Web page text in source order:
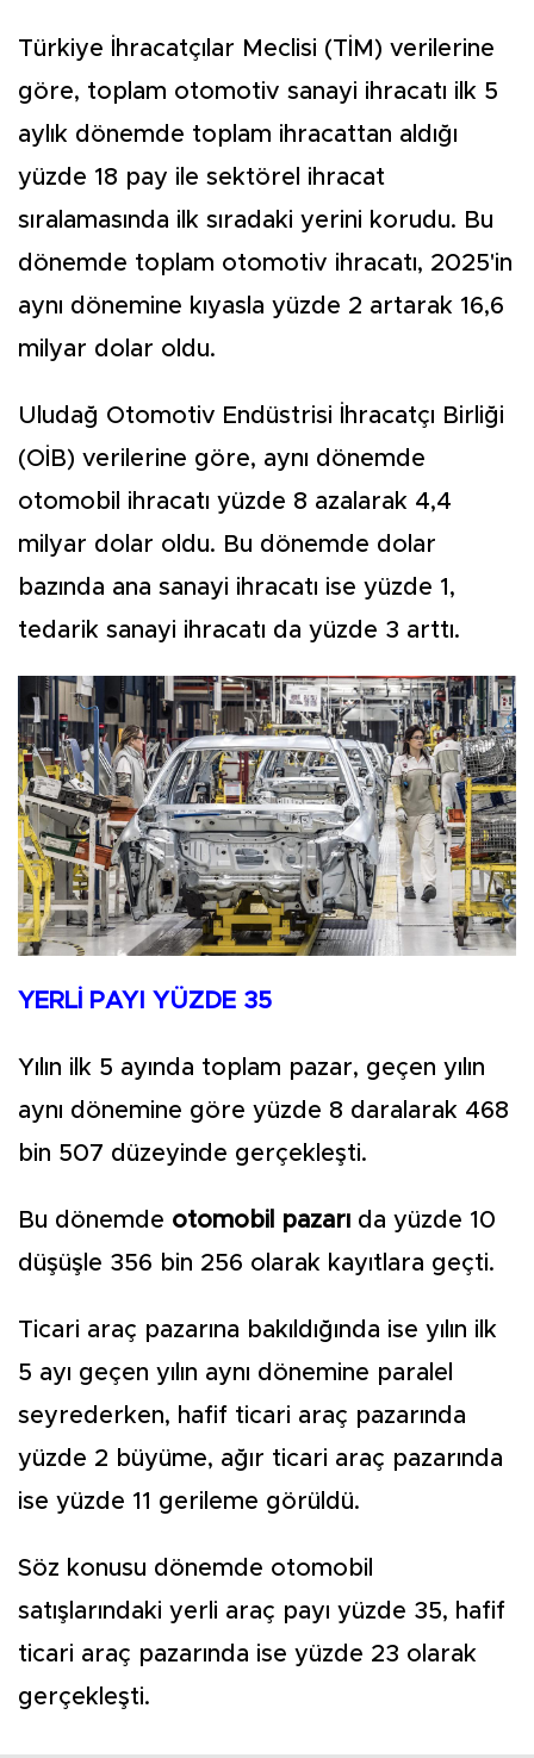
Türkiye İhracatçılar Meclisi (TİM) verilerine
göre, toplam otomotiv sanayi ihracatı ilk 5
aylık dönemde toplam ihracattan aldığı
yüzde 18 pay ile sektörel ihracat
sıralamasında ilk sıradaki yerini korudu. Bu
dönemde toplam otomotiv ihracatı, 2025'in
aynı dönemine kıyasla yüzde 2 artarak 16,6
milyar dolar oldu.
Uludağ Otomotiv Endüstrisi İhracatçı Birliği
(OİB) verilerine göre, aynı dönemde
otomobil ihracatı yüzde 8 azalarak 4,4
milyar dolar oldu. Bu dönemde dolar
bazında ana sanayi ihracatı ise yüzde 1,
tedarik sanayi ihracatı da yüzde 3 arttı.
YERLİ PAYI YÜZDE 35
Yılın ilk 5 ayında toplam pazar, geçen yılın
aynı dönemine göre yüzde 8 daralarak 468
bin 507 düzeyinde gerçekleşti.
Bu dönemde otomobil pazarı da yüzde 10
düşüşle 356 bin 256 olarak kayıtlara geçti.
Ticari araç pazarına bakıldığında ise yılın ilk
5 ayı geçen yılın aynı dönemine paralel
seyrederken, hafif ticari araç pazarında
yüzde 2 büyüme, ağır ticari araç pazarında
ise yüzde 11 gerileme görüldü.
Söz konusu dönemde otomobil
satışlarındaki yerli araç payı yüzde 35, hafif
ticari araç pazarında ise yüzde 23 olarak
gerçekleşti.